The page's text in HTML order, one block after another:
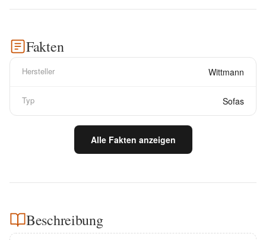
Fakten
Hersteller Wittmann
Typ Sofas
Alle Fakten anzeigen
Beschreibung